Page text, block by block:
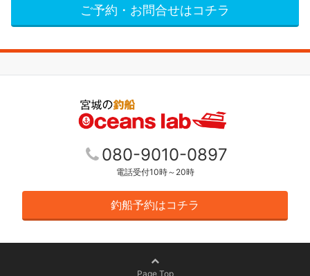
ご予約・お問合せはコチラ
080-9010-0897
電話受付10時～20時
釣船予約はコチラ
Page Top